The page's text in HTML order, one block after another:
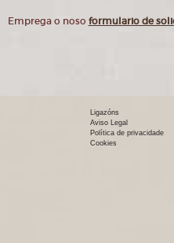
Emprega o noso formulario de
Ligazóns
Aviso Legal
Política de privacidade
Cookies